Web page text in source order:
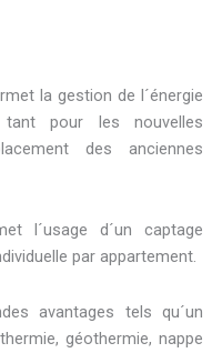
la gestion de l´énergie
tant pour les nouvelles
des anciennes
l´usage d´un captage
par appartement.
avantages tels qu´un
géothermie, nappe